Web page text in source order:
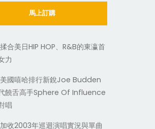
馬上訂購
合美日HIP HOP、R&B的東瀛首
力
國嘻哈排行新銳Joe Budden
饒舌高手Sphere Of Influence
唱
收2003年巡迴演唱實況與單曲